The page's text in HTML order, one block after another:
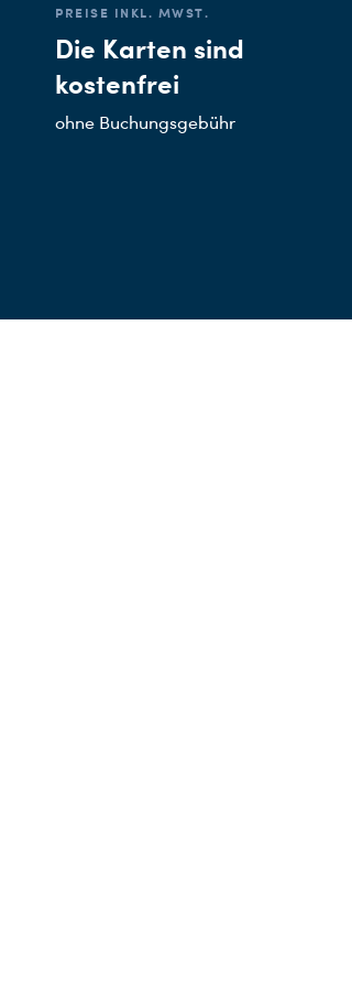
PREISE INKL. MWST.
Die Karten sind
kostenfrei
ohne Buchungsgebühr